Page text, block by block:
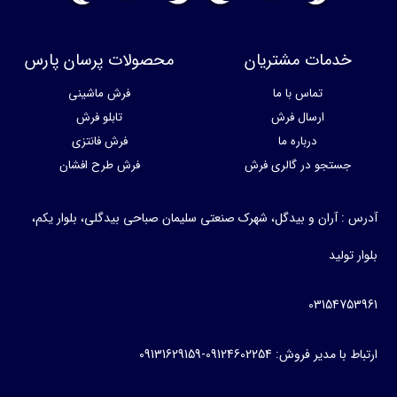
خدمات مشتریان
تماس با ما
ارسال فرش
درباره ما
جستجو در گالری فرش
محصولات پرسان پارس
فرش ماشینی
تابلو فرش
فرش فانتزی
فرش طرح افشان
آدرس : آران و بیدگل، شهرک صنعتی سلیمان صباحی بیدگلی، بلوار یکم،
بلوار تولید
03154753961
ارتباط با مدیر فروش: 09124602254-09131629159